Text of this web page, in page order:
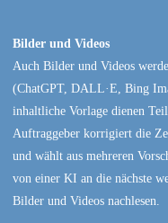
Bilder und Videos
Auch Bilder und Videos
(ChatGPT, DALL·E, Bing
inhaltliche Vorlage dienen
Auftraggeber korrigiert die
und wählt aus mehreren
von einer KI an die nächste
Bilder und Videos nachlesen.